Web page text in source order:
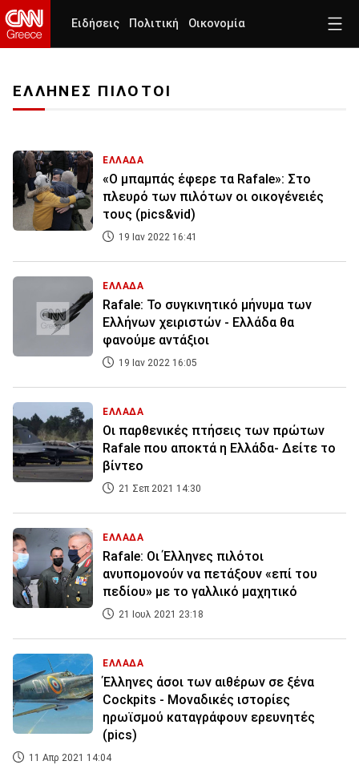
Ειδήσεις Πολιτική Οικονομία
ΕΛΛΗΝΕΣ ΠΙΛΟΤΟΙ
ΕΛΛΑΔΑ
«Ο μπαμπάς έφερε τα Rafale»: Στο
πλευρό των πιλότων οι οικογένειές
τους (pics&vid)
19 Ιαν 2022 16:41
ΕΛΛΑΔΑ
Rafale: Το συγκινητικό μήνυμα των
Ελλήνων χειριστών - Ελλάδα θα
φανούμε αντάξιοι
19 Ιαν 2022 16:05
ΕΛΛΑΔΑ
Οι παρθενικές πτήσεις των πρώτων
Rafale που αποκτά η Ελλάδα- Δείτε το
βίντεο
21 Σεπ 2021 14:30
ΕΛΛΑΔΑ
Rafale: Οι Έλληνες πιλότοι
ανυπομονούν να πετάξουν «επί του
πεδίου» με το γαλλικό μαχητικό
21 Ιουλ 2021 23:18
ΕΛΛΑΔΑ
Έλληνες άσοι των αιθέρων σε ξένα
Cockpits - Μοναδικές ιστορίες
ηρωϊσμού καταγράφουν ερευνητές
(pics)
11 Απρ 2021 14:04